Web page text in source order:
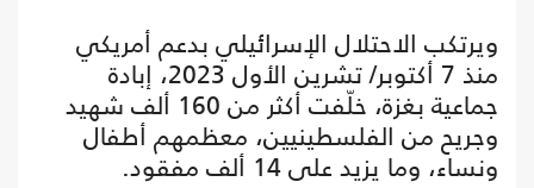
ويرتكب الاحتلال الإسرائيلي بدعم أمريكي
منذ 7 أكتوبر/ تشرين الأول 2023، إبادة
جماعية بغزة، خلّفت أكثر من 160 ألف شهيد
وجريح من الفلسطينيين، معظمهم أطفال
ونساء، وما يزيد على 14 ألف مفقود.